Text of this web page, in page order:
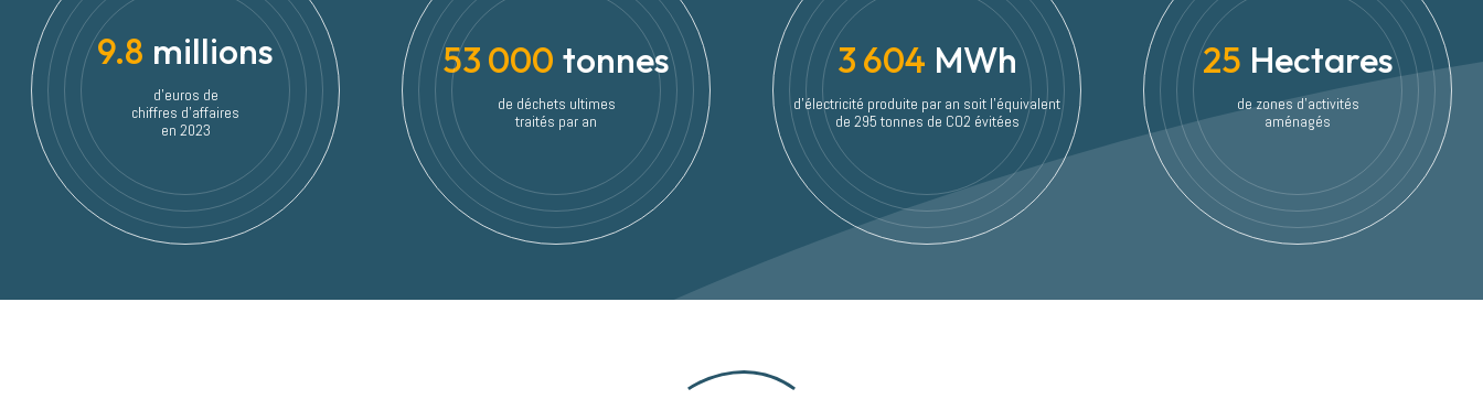
9.8 millions
d'euros de
chiffres d'affaires
en 2023
53 000 tonnes
de déchets ultimes
traités par an
3 604 MWh
d'électricité produite par an soit l'équivalent
de 295 tonnes de CO2 évitées
25 Hectares
de zones d'activités
aménagés